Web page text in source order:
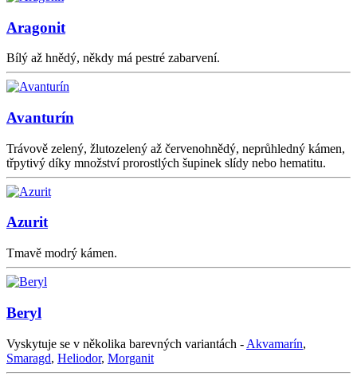
Aragonit
Bílý až hnědý, někdy má pestré zabarvení.
Avanturín
Trávově zelený, žlutozelený až červenohnědý, neprůhledný kámen,
třpytivý díky množství prorostlých šupinek slídy nebo hematitu.
Azurit
Tmavě modrý kámen.
Beryl
Vyskytuje se v několika barevných variantách - Akvamarín,
Smaragd, Heliodor, Morganit